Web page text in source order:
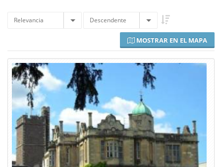
Relevancia Descendente
MOSTRAR EN EL MAPA